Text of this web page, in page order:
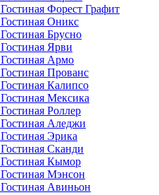
Гостиная Форест Графит
Гостиная Оникс
Гостиная Брусно
Гостиная Ярви
Гостиная Армо
Гостиная Прованс
Гостиная Калипсо
Гостиная Мексика
Гостиная Роллер
Гостиная Аледжи
Гостиная Эрика
Гостиная Сканди
Гостиная Кымор
Гостиная Мэнсон
Гостиная Авиньон